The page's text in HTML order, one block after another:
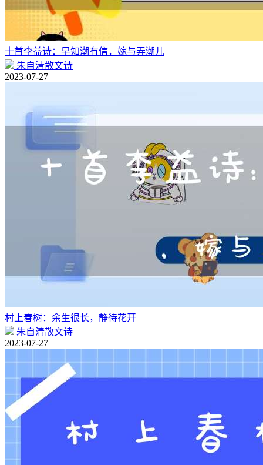
十首李益诗：早知潮有信，嫁与弄潮儿
朱自清散文诗
2023-07-27
村上春树：余生很长，静待花开
朱自清散文诗
2023-07-27